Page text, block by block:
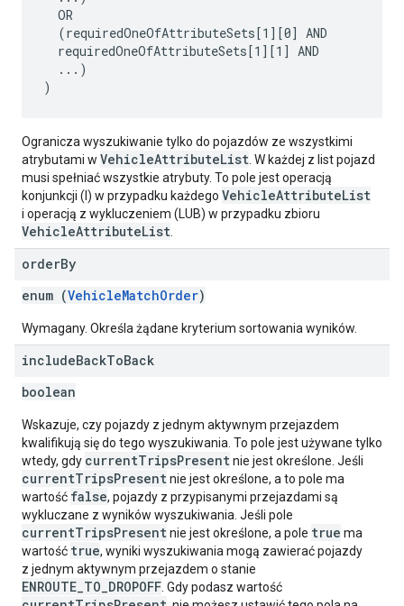
  OR
  (requiredOneOfAttributeSets[1][0] AND
  requiredOneOfAttributeSets[1][1] AND
  ...)
Ogranicza wyszukiwanie tylko do pojazdów ze wszystkimi
atrybutami w VehicleAttributeList . W każdej z list pojazd
musi spełniać wszystkie atrybuty. To pole jest operacją
konjunkcji (I) w przypadku każdego VehicleAttributeList
i operacją z wykluczeniem (LUB) w przypadku zbioru
VehicleAttributeList
orderBy
enum (VehicleMatchOrder)
Wymagany. Określa żądane kryterium sortowania wyników.
includeBackToBack
boolean
Wskazuje, czy pojazdy z jednym aktywnym przejazdem
kwalifikują się do tego wyszukiwania. To pole jest używane tylko
wtedy, gdy currentTripsPresentnie jest określone. Jeśli
currentTripsPresentnie jest określone, a to pole ma
wartość false, pojazdy z przypisanymi przejazdami są
wykluczane z wyników wyszukiwania. Jeśli pole
currentTripsPresentnie jest określone, a pole true ma
wartość true, wyniki wyszukiwania mogą zawierać pojazdy
z jednym aktywnym przejazdem o stanie
ENROUTE_TO_DROPOFF . Gdy podasz wartość